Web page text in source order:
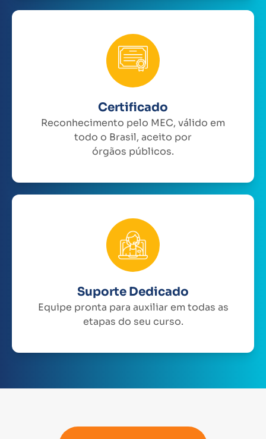
Certificado
Reconhecimento pelo MEC, válido em
todo o Brasil, aceito por
órgãos públicos.
Suporte Dedicado
Equipe pronta para auxiliar em todas as
etapas do seu curso.